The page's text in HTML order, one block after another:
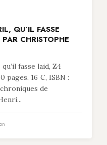
QU’IL FASSE
CHRISTOPHE
fasse laid, Z4
pages, 16 €, ISBN :
de